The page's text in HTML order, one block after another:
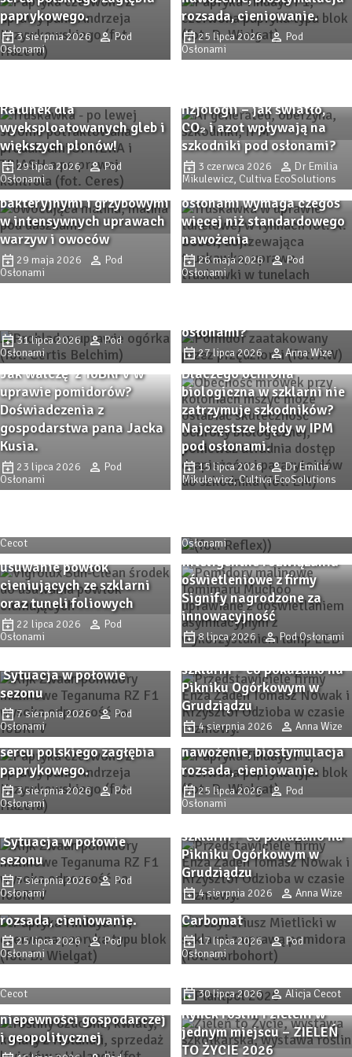
paprykowego.
3 sierpnia 2026
Pod
Osłonami
rozsada, cieniowanie.
25 lipca 2026
Pod
Osłonami
SPHERA i TRIASH –
Ratunek dla
wyeksploatowanych gleb i
większych plonów!
29 lipca 2026
Pod
Osłonami
fizjologii – jak światło,
CO₂ i azot wpływają na
szkodniki pod osłonami?
3 czerwca 2026
Dr Emilia
Mikulewicz, Cultiva EcoSolutions
Remedy Complex pod
osłonami – wsparcie
ochrony przed chorobami
bakteryjnymi i grzybowymi
w intensywnych uprawach
warzyw i owoców
29 maja 2026
Pod
Osłonami
Intensywna produkcja pod
osłonami wymaga czegoś
więcej niż standardowego
nawożenia
26 maja 2026
Pod
Osłonami
PROBLAD – innowacyjny
biofungicyd do ochrony
upraw szklarniowych przed
31 lipca 2026
Pod
Osłonami
Przędziorkowe lato. Jak
osłonami?
27 lipca 2026 Anna Wize
Jak walczę z ToBRFV w
uprawie pomidorów?
Doświadczenia z
gospodarstwa pana Jacka
Kusia.
23 lipca 2026
Pod
Osłonami
Dlaczego ochrona
biologiczna w szklarni nie
zatrzymuje szkodników?
Najczęstsze błędy w IPM
pod osłonami.
15 lipca 2026
Dr Emilia
Mikulewicz, Cultiva EcoSolutions
Trendy i inspiracje z
Zaborza. Dni Otwarte firmy
Cecot
Co zmieniło się na rynku
Osłonami
SunClean – skuteczne
usuwanie powłok
cieniujących ze szklarni
oraz tuneli foliowych
22 lipca 2026
Pod
Osłonami
Inteligentne rozwiązania
oświetleniowe z firmy
Signify nagrodzone za
innowacyjność
8 lipca 2026 Pod Osłonami
Pomidor TEGANUMA RZ F1
– malinowa odpowiedź na
Sytuacja w połowie
sezonu
7 sierpnia 2026
Pod
Osłonami
Odmiany ogórka do
szklarni – co pokazano na
Pikniku Ogórkowym w
Grudziądzu
4 sierpnia 2026 Anna Wize
Przystanek PAPRYKA 2026.
Wiedza, praktyka i
rodzinna atmosfera w
sercu polskiego zagłębia
paprykowego.
3 sierpnia 2026
Pod
Osłonami
Zbliża się Przystanek
Papryka 2026! Sprawdzone
odmiany papryki i
nowości, ochrona,
nawożenie, biostymulacja
rozsada, cieniowanie.
25 lipca 2026
Pod
Osłonami
Pomidor TEGANUMA RZ F1
– malinowa odpowiedź na
Sytuacja w połowie
sezonu
7 sierpnia 2026
Pod
Osłonami
Odmiany ogórka do
szklarni – co pokazano na
Pikniku Ogórkowym w
Grudziądzu
4 sierpnia 2026 Anna Wize
Papryka 2026! Sprawdzone
odmiany papryki i
nowości, ochrona,
nawożenie, biostymulacja
rozsada, cieniowanie.
25 lipca 2026
Pod
Osłonami
Procedury
przygotowawcze i analiza
opłacalności substratu
Carbomat
17 lipca 2026
Pod
Osłonami
Trendy i inspiracje z
Zaborza. Dni Otwarte firmy
Plantpol 2026 (cz. II)
Cecot
Trendy i inspiracje z
Zaborza. Dni Otwarte firmy
30 lipca 2026 Alicja Cecot
W Holandii rynek kwiatów
ciętych i innych roślin
ozdobnych utrzymuje
swoją pozycję pomimo
niepewności gospodarczej
i geopolitycznej
Rynek roślin i zieleni w
jednym miejscu – ZIELEŃ
TO ŻYCIE 2026
Jakie sadzonki wybrać?
Sprawdzone odmiany